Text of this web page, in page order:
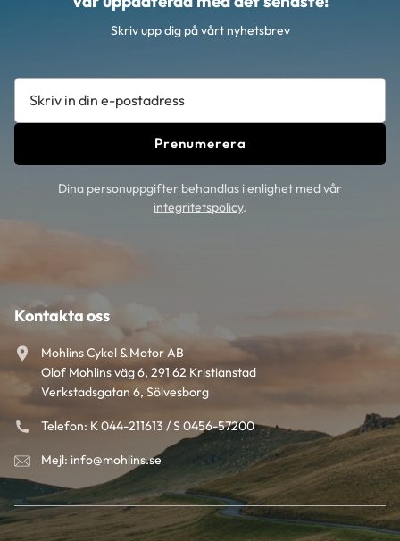
Skriv upp dig på vårt nyhetsbrev
Prenumerera
Dina personuppgifter behandlas i enlighet med vår
integritetspolicy.
Kontakta oss
Mohlins Cykel & Motor AB
Olof Mohlins väg 6, 291 62 Kristianstad
Verkstadsgatan 6, Sölvesborg
Telefon: K 044-211613 / S 0456-57200
Mejl: info@mohlins.se